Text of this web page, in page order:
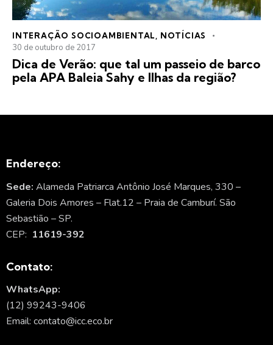
INTERAÇÃO SOCIOAMBIENTAL NOTÍCIAS
30 de outubro de 2017
Dica de Verão: que tal um passeio de barco
pela APA Baleia Sahy e Ilhas da região?
Endereço:
Sede: Alameda Patriarca Antônio José Marques, 330 –
Galeria Dois Amores – Flat.12 – Praia de Camburí. São
Sebastião – SP.
CEP: 11619-392
Contato:
WhatsApp:
(12) 99243-9406
Email: contato@icc.eco.br